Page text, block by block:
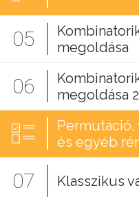
05
megoldása
06
megoldása
Permutáció,
és egyéb
07 Klasszikus